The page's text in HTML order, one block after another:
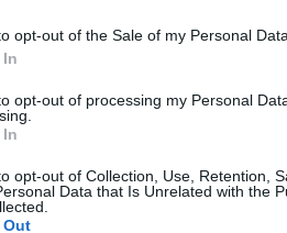
opt-out of the Sale of my Personal Data.
opt-out of processing my Personal
opt-out of Collection, Use, Retention,
Data that Is Unrelated with the